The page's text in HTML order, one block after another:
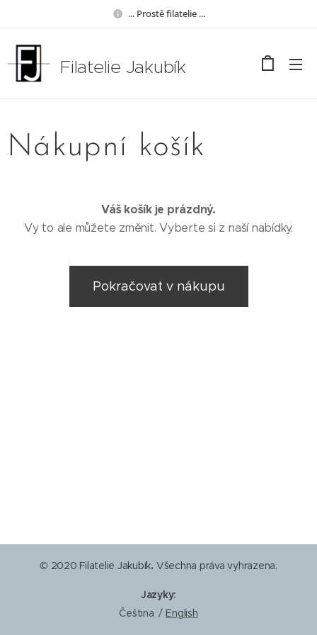
... Prostě filatelie ...
Filatelie Jakubík
Nákupní košík
Váš košík je prázdný.
Vy to ale můžete změnit. Vyberte si z naší nabídky.
Pokračovat v nákupu
© 2020 Filatelie Jakubík. Všechna práva vyhrazena.
Jazyky
Čeština
English